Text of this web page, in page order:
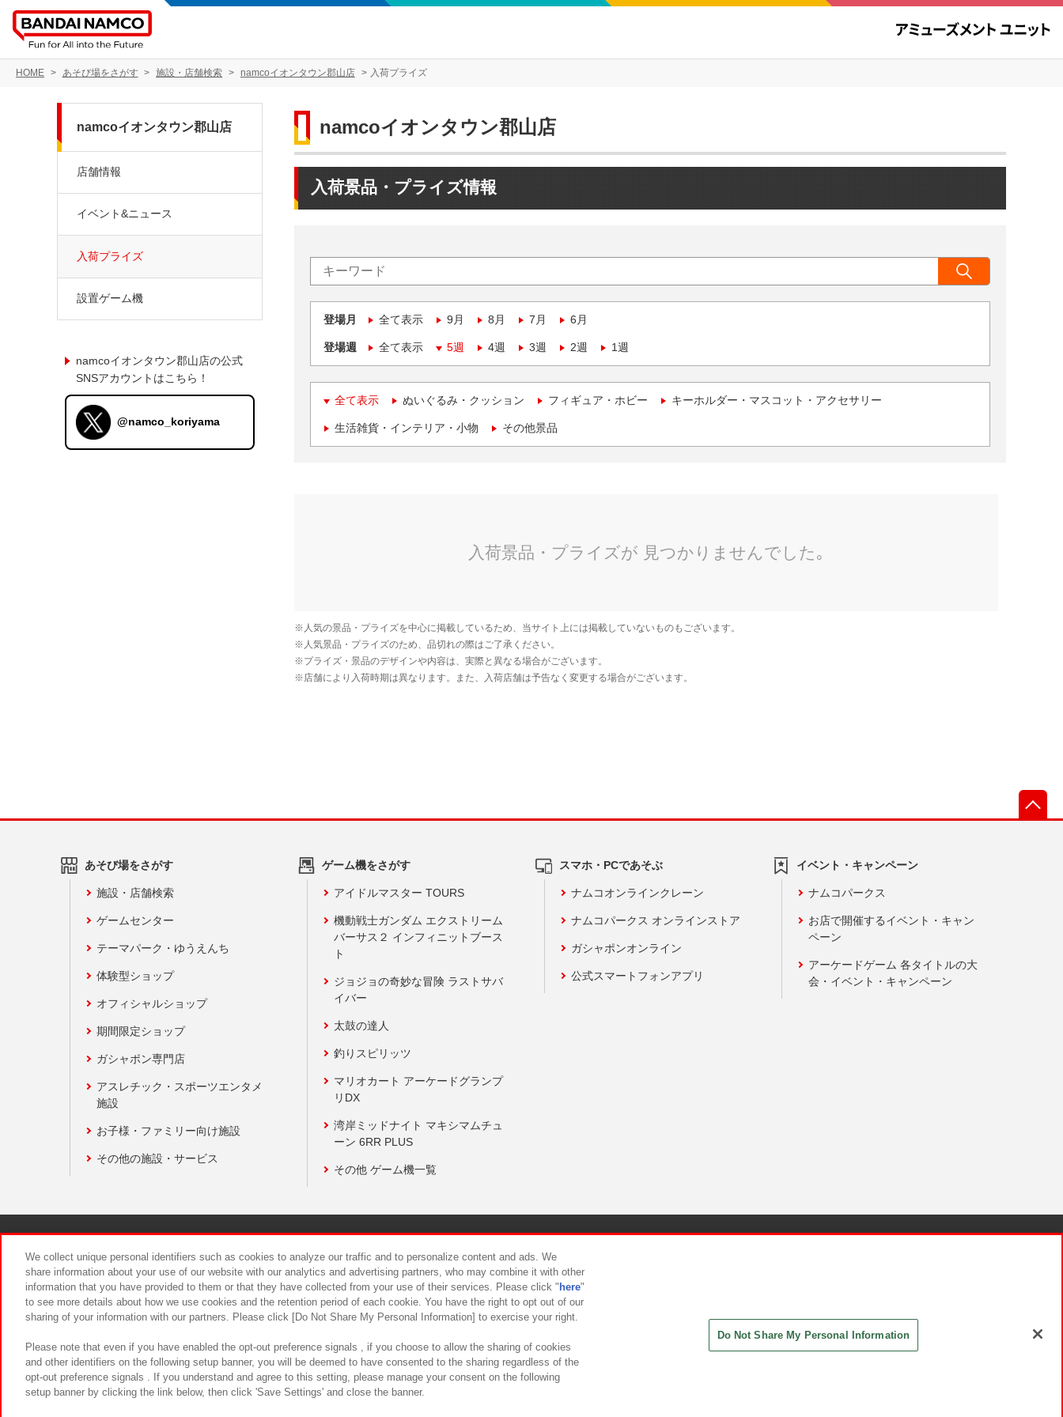
HOME あそび場をさがす 施設・店舗検索 namcoイオンタウン郡山店 入荷プライズ
namcoイオンタウン郡山店
入荷景品・プライズ情報
登場月 全て表示 9月 8月 7月 6月
登場週 全て表示 5週 4週 3週 2週 1週
全て表示 ぬいぐるみ・クッション フィギュア・ホビー キーホルダー・マスコット・アクセサリー
生活雑貨・インテリア・小物 その他景品
namcoイオンタウン郡山店
店舗情報
イベント&ニュース
入荷プライズ
設置ゲーム機
namcoイオンタウン郡山店の公式
SNSアカウントはこちら！
@namco_koriyama
あそび場をさがす
施設・店舗検索
ゲームセンター
テーマパーク・ゆうえんち
体験型ショップ
オフィシャルショップ
期間限定ショップ
ガシャポン専門店
アスレチック・スポーツエンタメ
施設
お子様・ファミリー向け施設
その他の施設・サービス
ゲーム機をさがす
アイドルマスター TOURS
機動戦士ガンダム エクストリーム
バーサス２ インフィニットブース
ト
ジョジョの奇妙な冒険 ラストサバ
イバー
太鼓の達人
釣りスピリッツ
マリオカート アーケードグランプ
リDX
湾岸ミッドナイト マキシマムチュ
ーン 6RR PLUS
その他 ゲーム機一覧
スマホ・PCであそぶ
ナムコオンラインクレーン
ナムコパークス オンラインストア
ガシャポンオンライン
公式スマートフォンアプリ
イベント・キャンペーン
ナムコパークス
お店で開催するイベント・キャン
ペーン
アーケードゲーム 各タイトルの大
会・イベント・キャンペーン
食品のご提供について カスタマーハラスメント対応方針
We collect unique personal identifiers such as cookies to analyze our traffic and to personalize content and ads. We
share information about your use of our website with our analytics and advertising partners, who may combine it with other
information that you have provided to them or that they have collected from your use of their services. Please click " here"
to see more details about how we use cookies and the retention period of each cookie. You have the right to opt out of our
sharing of your information with our partners. Please click [Do Not Share My Personal Information] to exercise your right.
Please note that even if you have enabled the opt-out preference signals , if you choose to allow the sharing of cookies
and other identifiers on the following setup banner, you will be deemed to have consented to the sharing regardless of the
opt-out preference signals . If you understand and agree to this setting, please manage your consent on the following
setup banner by clicking the link below, then click 'Save Settings' and close the banner.
Do Not Share My Personal Information